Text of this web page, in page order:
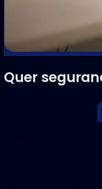
Quer